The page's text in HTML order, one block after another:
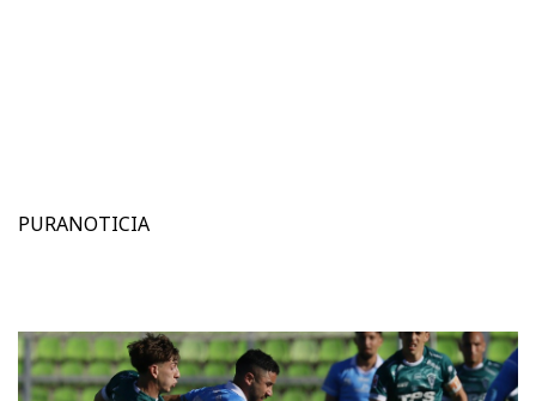
PURANOTICIA